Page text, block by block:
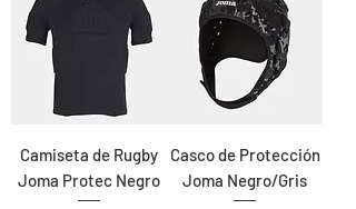
Camiseta de Rugby
Joma Protec Negro
Casco de Protección
Joma Negro/Gris